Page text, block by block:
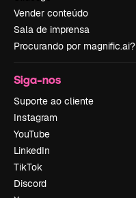
Vender conteúdo
Sala de imprensa
Procurando por magnific.ai?
Siga-nos
Suporte ao cliente
Instagram
YouTube
LinkedIn
TikTok
Discord